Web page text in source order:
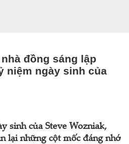
đồng sáng lập
niệm ngày sinh của
sinh của Steve Wozniak,
lại những cột mốc đáng nhớ